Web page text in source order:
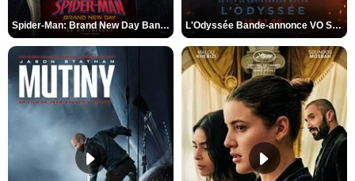
Spider-Man: Brand New Day Bande-annonce VO STFR L'Odyssée Bande-annonce VO STFR